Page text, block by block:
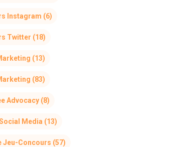
Instagram (6)
Twitter (18)
(13)
(83)
Advocacy(8)
Media (13)
Jeu-Concours (57)